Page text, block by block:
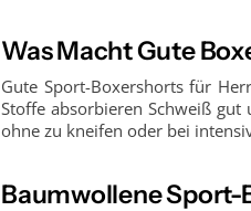
Was Macht Gute
Gute Sport-Boxershorts für
Stoffe absorbieren Schweiß
ohne zu kneifen oder bei
Baumwollene Sport-